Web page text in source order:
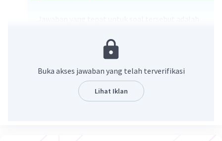
magma sampai ke permukaan bumi
Beri Rating
Level 25
Buka akses jawaban yang telah terverifikasi
Lihat Iklan